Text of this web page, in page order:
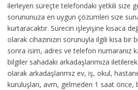
ilerleyen süreçte telefondaki yetkili size
sorununuza en uygun çözümleri size
kurtaracaktır. Sürecin işleyişine kısaca
olarak cihazınızın sorunuyla ilgili kısa bir
sonra isim, adres ve telefon numaranız
bilgiler sahadaki arkadaşlarımıza
olarak arkadaşlarımız ev, iş, okul,
kuruluşları, avm, gelmeden 1 saat önce,